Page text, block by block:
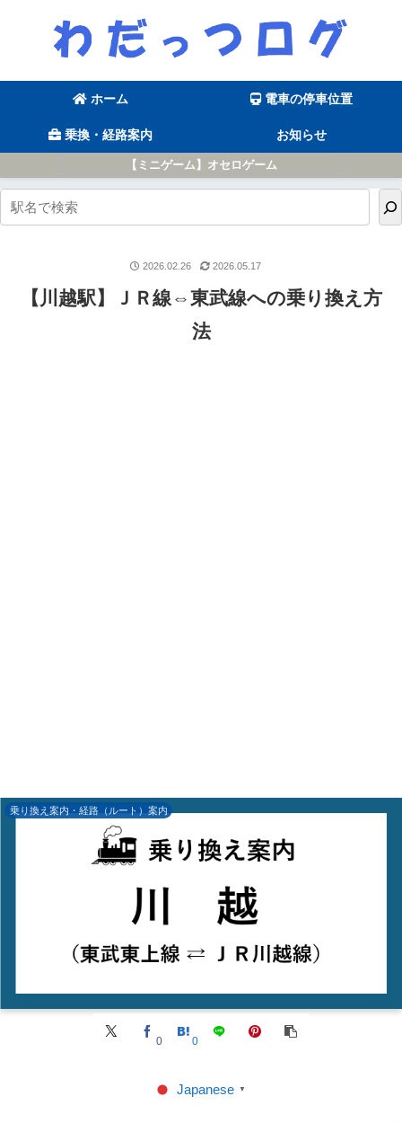
ホーム 電車の停車位置
乗換・経路案内 お知らせ
【ミニゲーム】オセロゲーム
【川越駅】ＪＲ線⇔東武線への乗り換え方
法
乗り換え案内・経路（ルート）案内
0 0
2026.02.26 2026.05.17
Japanese ▼